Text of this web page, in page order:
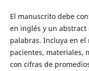
El manuscrito debe
en inglés y un abstract
palabras. Incluya en
pacientes, materiales,
con cifras de